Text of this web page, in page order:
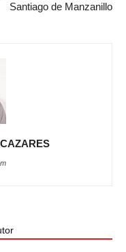
Santiago de Manzanillo